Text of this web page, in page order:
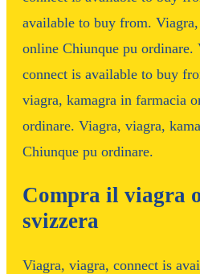
available to buy from.
online Chiunque pu ordinare.
connect is available to buy
viagra, kamagra in farmacia
ordinare. Viagra, viagra,
Chiunque pu ordinare.
Compra il viagra
svizzera
Viagra, viagra, connect is